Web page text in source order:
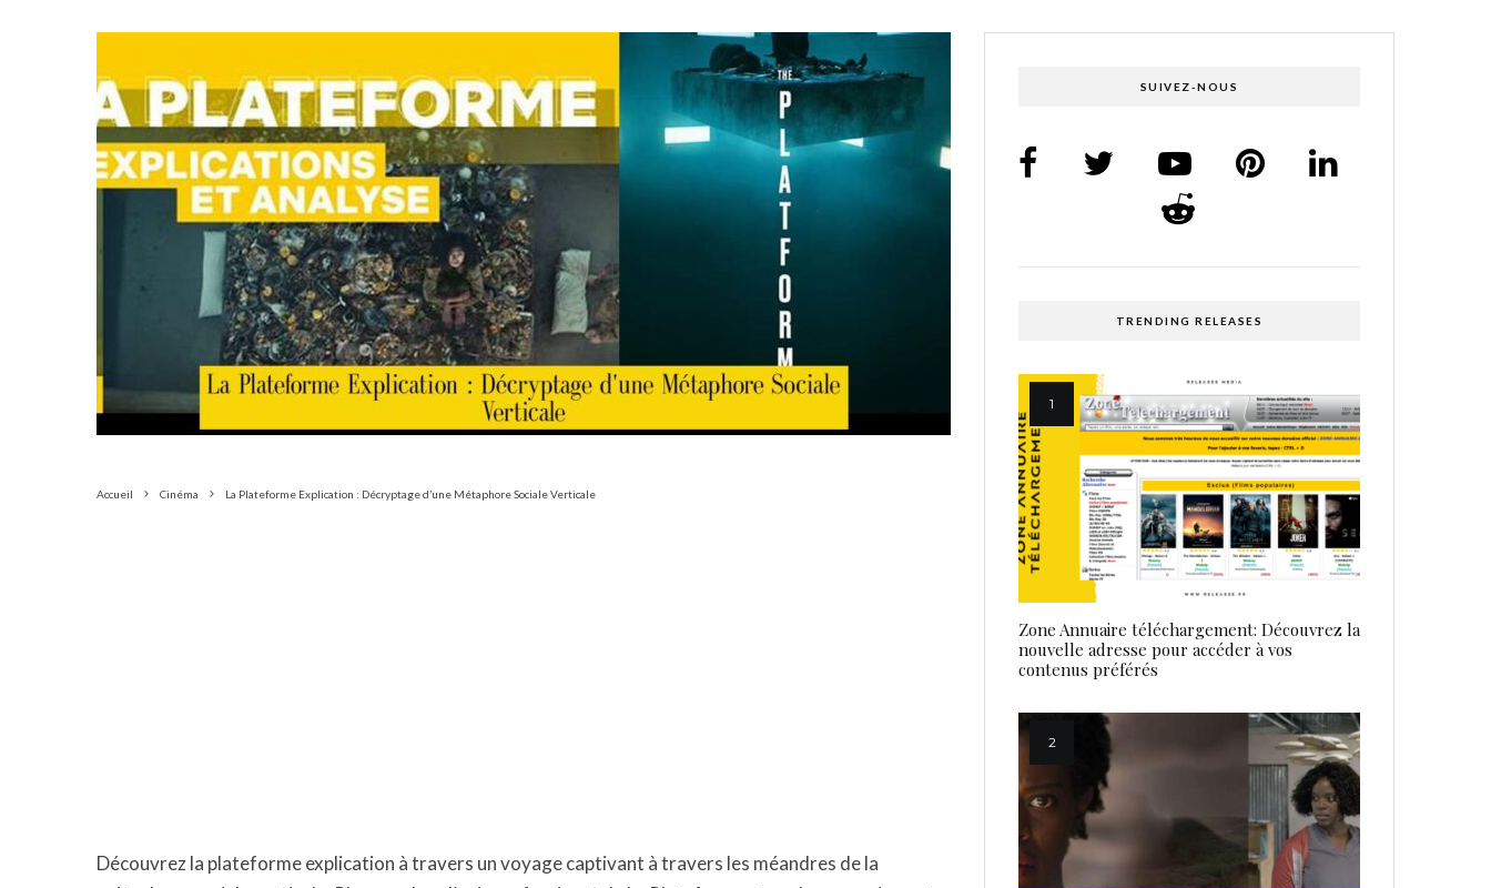
Accueil Cinéma La Plateforme Explication : Décryptage d’une Métaphore Sociale Verticale
Découvrez la plateforme explication à travers un voyage captivant à travers les méandres de la
SUIVEZ-NOUS
TRENDING RELEASES
Zone Annuaire téléchargement: Découvrez la
nouvelle adresse pour accéder à vos
contenus préférés